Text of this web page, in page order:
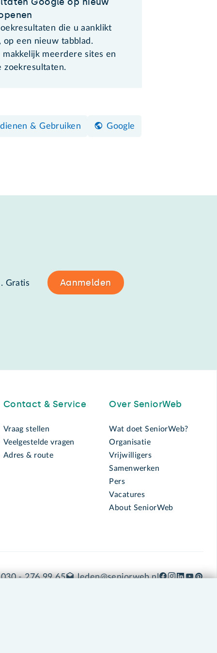
die u aanklikt
op een nieuw tabblad.
makkelijk meerdere sites en
zoekresultaten.
& Gebruiken Google
Gratis Aanmelden
Contact & Service
Vraag stellen
Veelgestelde vragen
Adres & route
Over SeniorWeb
Wat doet SeniorWeb?
Organisatie
Vrijwilligers
Samenwerken
Pers
Vacatures
About SeniorWeb
030 - 276 99 65 leden@seniorweb.nl